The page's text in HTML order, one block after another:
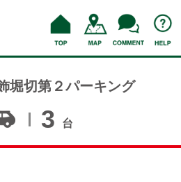
堀切第２パーキング
3 台